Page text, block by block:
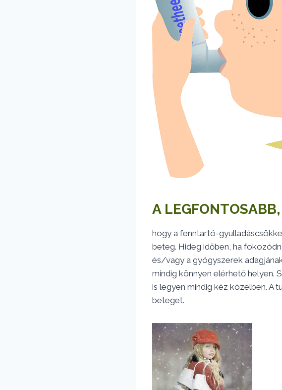
A LEGFONTOSABB,
hogy a fenntartó-
beteg. Hideg időben, ha
és/vagy a gyógyszerek
mindig könnyen elérhető helyen.
is legyen mindig kéz közelben. A
beteget.